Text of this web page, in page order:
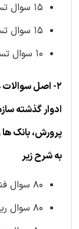
15 سوال تستی ارزیابی محیط زیست
15 سوال تستی آمایش سرزمین
10 سوال تستی مدیریت محیط زیست
2- اصل
ادوار گذشته
پرورش، بانک ها
به شرح زیر
80 سوال فناوری اطلاعات و مهارت های هفتگانه ICDL
80 سوال ریاضی و آمار مقدماتی